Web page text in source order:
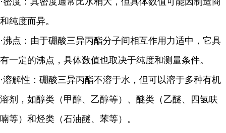
和纯度而异。
·沸点：由于硼酸三异丙酯分子间相互作用力适中，它具
有一定的沸点，具体数值也取决于纯度和测量条件。
·溶解性：硼酸三异丙酯不溶于水，但可以溶于多种有机
溶剂，如醇类（甲醇、乙醇等）、醚类（乙醚、四氢呋
喃等）和烃类（石油醚、苯等）。